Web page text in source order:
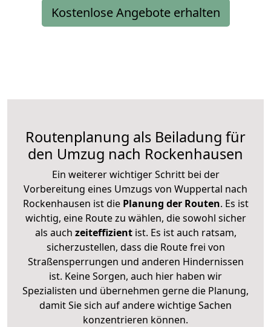
Kostenlose Angebote erhalten
Routenplanung als Beiladung für
den Umzug nach Rockenhausen
Ein weiterer wichtiger Schritt bei der
Vorbereitung eines Umzugs von Wuppertal nach
Rockenhausen ist diePlanung der Routen. Es ist
wichtig, eine Route zu wählen, die sowohl sicher
als auch zeiteffizientist. Es ist auch ratsam,
sicherzustellen, dass die Route frei von
Straßensperrungen und anderen Hindernissen
ist. Keine Sorgen, auch hier haben wir
Spezialisten und übernehmen gerne die Planung,
damit Sie sich auf andere wichtige Sachen
konzentrieren können.